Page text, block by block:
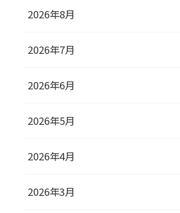
2026年8月
2026年7月
2026年6月
2026年5月
2026年4月
2026年3月